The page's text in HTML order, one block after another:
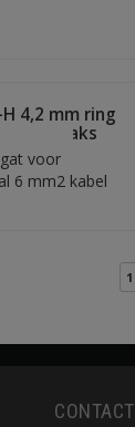
4,2 mm ring
haaks
voor
6 mm2 kabel
1
CONTACT